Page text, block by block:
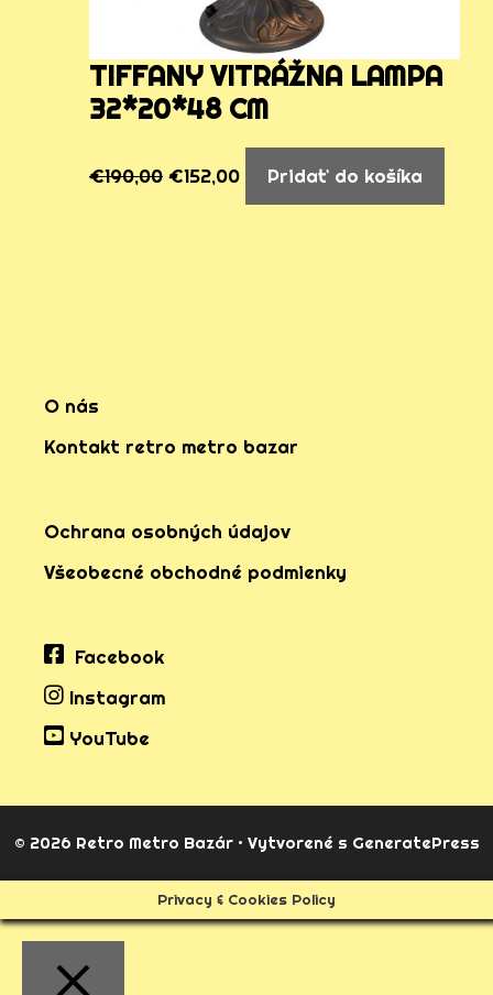
TIFFANY VITRÁŽNA LAMPA
32*20*48 CM
€190,00 €152,00 Pridať do košíka
O nás
Kontakt retro metro bazar
Ochrana osobných údajov
Všeobecné obchodné podmienky
Facebook
Instagram
YouTube
© 2026 Retro Metro Bazár• Vytvorené s GeneratePress
Privacy & Cookies Policy